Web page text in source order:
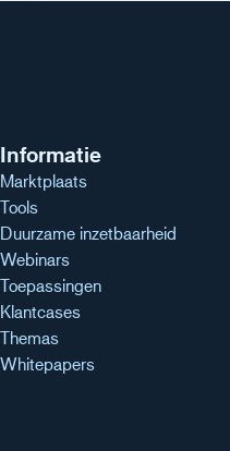
Informatie
Marktplaats
Tools
Duurzame inzetbaarheid
Webinars
Toepassingen
Klantcases
Themas
Whitepapers